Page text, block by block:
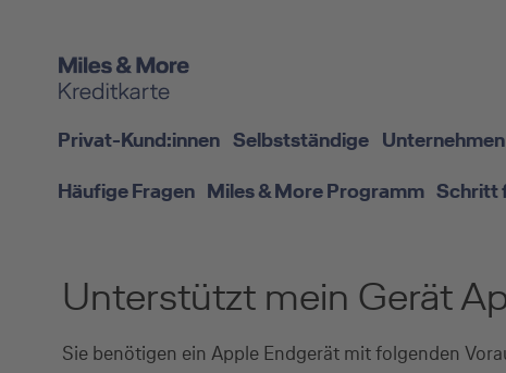
Privat-Kund:innen Selbstständige Unternehmen
Häufige Fragen Miles & More Programm Schritt
Unterstützt mein Gerät
Sie benötigen ein Apple Endgerät mit folgenden